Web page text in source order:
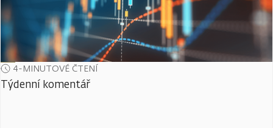
4-MINUTOVÉ ČTENÍ
Týdenní komentář